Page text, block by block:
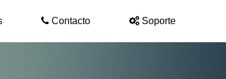
Contacto Soporte